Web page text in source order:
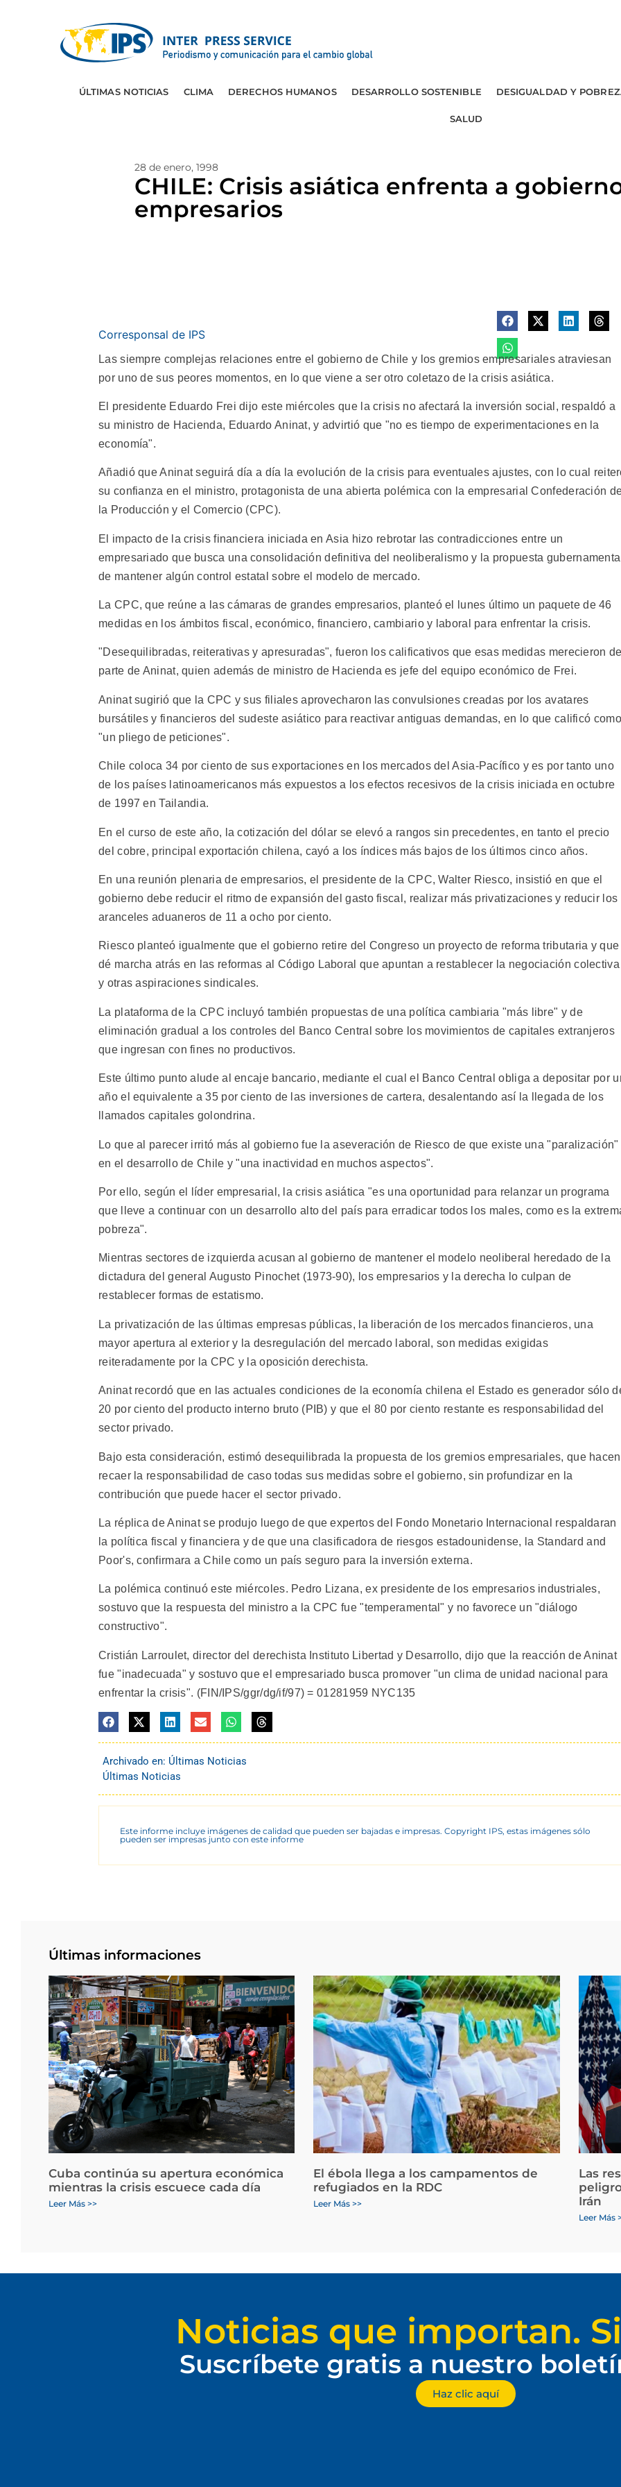
ÚLTIMAS NOTICIAS CLIMA DERECHOS HUMANOS DESARROLLO SOSTENIBLE DESIGUALDAD Y
SALUD
28 de enero, 1998
CHILE: Crisis asiática enfrenta a
empresarios
Corresponsal de IPS
Las siempre complejas relaciones entre el gobierno de Chile y los gremios empresariales atraviesan
por uno de sus peores momentos, en lo que viene a ser otro coletazo de la crisis asiática.
El presidente Eduardo Frei dijo este miércoles que la crisis no afectará la inversión social, respaldó a
su ministro de Hacienda, Eduardo Aninat, y advirtió que "no es tiempo de experimentaciones en la
economía".
Añadió que Aninat seguirá día a día la evolución de la crisis para eventuales ajustes, con lo cual
su confianza en el ministro, protagonista de una abierta polémica con la empresarial Confederación
la Producción y el Comercio (CPC).
El impacto de la crisis financiera iniciada en Asia hizo rebrotar las contradicciones entre un
empresariado que busca una consolidación definitiva del neoliberalismo y la propuesta
de mantener algún control estatal sobre el modelo de mercado.
La CPC, que reúne a las cámaras de grandes empresarios, planteó el lunes último un paquete de 46
medidas en los ámbitos fiscal, económico, financiero, cambiario y laboral para enfrentar la crisis.
"Desequilibradas, reiterativas y apresuradas", fueron los calificativos que esas medidas merecieron
parte de Aninat, quien además de ministro de Hacienda es jefe del equipo económico de Frei.
Aninat sugirió que la CPC y sus filiales aprovecharon las convulsiones creadas por los avatares
bursátiles y financieros del sudeste asiático para reactivar antiguas demandas, en lo que calificó como
"un pliego de peticiones".
Chile coloca 34 por ciento de sus exportaciones en los mercados del Asia-Pacífico y es por tanto uno
de los países latinoamericanos más expuestos a los efectos recesivos de la crisis iniciada en octubre
de 1997 en Tailandia.
En el curso de este año, la cotización del dólar se elevó a rangos sin precedentes, en tanto el precio
del cobre, principal exportación chilena, cayó a los índices más bajos de los últimos cinco años.
En una reunión plenaria de empresarios, el presidente de la CPC, Walter Riesco, insistió en que el
gobierno debe reducir el ritmo de expansión del gasto fiscal, realizar más privatizaciones y reducir los
aranceles aduaneros de 11 a ocho por ciento.
Riesco planteó igualmente que el gobierno retire del Congreso un proyecto de reforma tributaria y que
dé marcha atrás en las reformas al Código Laboral que apuntan a restablecer la negociación colectiva
y otras aspiraciones sindicales.
La plataforma de la CPC incluyó también propuestas de una política cambiaria "más libre" y de
eliminación gradual a los controles del Banco Central sobre los movimientos de capitales extranjeros
que ingresan con fines no productivos.
Este último punto alude al encaje bancario, mediante el cual el Banco Central obliga a depositar por
año el equivalente a 35 por ciento de las inversiones de cartera, desalentando así la llegada de los
llamados capitales golondrina.
Lo que al parecer irritó más al gobierno fue la aseveración de Riesco de que existe una "paralización"
en el desarrollo de Chile y "una inactividad en muchos aspectos".
Por ello, según el líder empresarial, la crisis asiática "es una oportunidad para relanzar un programa
que lleve a continuar con un desarrollo alto del país para erradicar todos los males, como es la
pobreza".
Mientras sectores de izquierda acusan al gobierno de mantener el modelo neoliberal heredado de la
dictadura del general Augusto Pinochet (1973-90), los empresarios y la derecha lo culpan de
restablecer formas de estatismo.
La privatización de las últimas empresas públicas, la liberación de los mercados financieros, una
mayor apertura al exterior y la desregulación del mercado laboral, son medidas exigidas
reiteradamente por la CPC y la oposición derechista.
Aninat recordó que en las actuales condiciones de la economía chilena el Estado es generador sólo
20 por ciento del producto interno bruto (PIB) y que el 80 por ciento restante es responsabilidad del
sector privado.
Bajo esta consideración, estimó desequilibrada la propuesta de los gremios empresariales, que hacen
recaer la responsabilidad de caso todas sus medidas sobre el gobierno, sin profundizar en la
contribución que puede hacer el sector privado.
La réplica de Aninat se produjo luego de que expertos del Fondo Monetario Internacional respaldaran
la política fiscal y financiera y de que una clasificadora de riesgos estadounidense, la Standard and
Poor's, confirmara a Chile como un país seguro para la inversión externa.
La polémica continuó este miércoles. Pedro Lizana, ex presidente de los empresarios industriales,
sostuvo que la respuesta del ministro a la CPC fue "temperamental" y no favorece un "diálogo
constructivo".
Cristián Larroulet, director del derechista Instituto Libertad y Desarrollo, dijo que la reacción de Aninat
fue "inadecuada" y sostuvo que el empresariado busca promover "un clima de unidad nacional para
enfrentar la crisis". (FIN/IPS/ggr/dg/if/97) = 01281959 NYC135
Archivado en: Últimas Noticias
Últimas Noticias
Este informe incluye imágenes de calidad que pueden ser bajadas e impresas. Copyright IPS, estas imágenes sólo
pueden ser impresas junto con este informe
Últimas informaciones
Cuba continúa su apertura económica
mientras la crisis escuece cada día
Leer Más >>
El ébola llega a los campamentos de
refugiados en la RDC
Leer Más >>
Las
Irán
Leer Más
Noticias que importan.
Suscríbete gratis a nuestro
Haz clic aquí